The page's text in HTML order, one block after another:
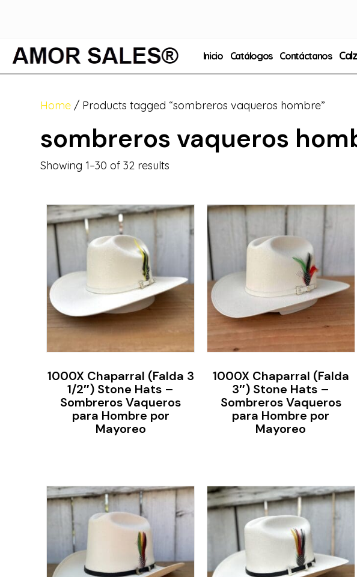
Inicio Catálogos Contáctanos
Home / Products tagged “sombreros vaqueros hombre”
sombreros vaqueros
Showing 1–30 of 32 results
1000X Chaparral (Falda 3
1/2″) Stone Hats –
Sombreros Vaqueros
para Hombre por
Mayoreo
1000X Chaparral (Falda
3″) Stone Hats –
Sombreros Vaqueros
para Hombre por
Mayoreo